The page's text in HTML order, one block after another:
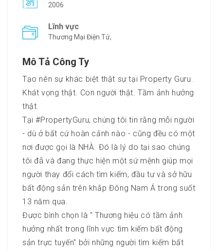
2006
Lĩnh vực
Thương Mại Điện Tử,
Mô Tả Công Ty
Tạo nên sự khác biệt thật sự tại Property Guru.
Khát vọng thật. Con người thật. Tầm ảnh hưởng
thật.
Tại #PropertyGuru, chúng tôi tin rằng mỗi người
- dù ở bất cứ hoàn cảnh nào - cũng đều có một
nơi được gọi là NHÀ. Đó là lý do tại sao chúng
tôi đã và đang thực hiện một sứ mệnh giúp mọi
người thay đổi cách tìm kiếm, đầu tư và sở hữu
bất động sản trên khắp Đông Nam Á trong suốt
13 năm qua.
Được bình chọn là " Thương hiệu có tầm ảnh
hưởng nhất trong lĩnh vực tìm kiếm bất động
sản trực tuyến" bởi những người tìm kiếm bất